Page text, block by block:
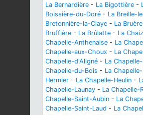
La Bernardière - La Bigottière -
Boissière-du-Doré - La Breille-
Bretonnière-la-Claye - La
Bruffière - La Brûlatte - La
Chapelle-Anthenaise - La
Chapelle-aux-Choux - La
Chapelle-d'Aligné - La
Chapelle-du-Bois - La
Hermier - La Chapelle-Heulin -
Chapelle-Launay - La Chapelle-
Chapelle-Saint-Aubin - La
Chapelle-Saint-Laud - La